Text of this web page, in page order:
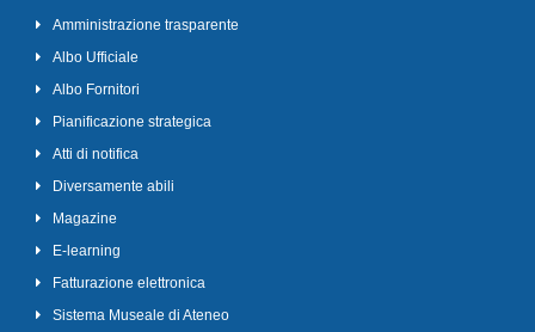
Amministrazione trasparente
Albo Ufficiale
Albo Fornitori
Pianificazione strategica
Atti di notifica
Diversamente abili
Magazine
E-learning
Fatturazione elettronica
Sistema Museale di Ateneo